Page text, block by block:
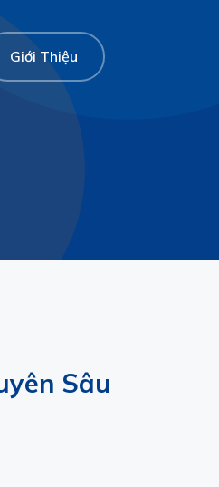
Giới Thiệu
Sâu